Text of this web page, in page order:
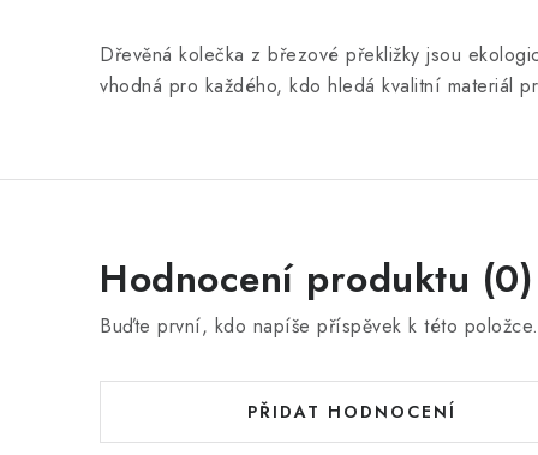
Dřevěná kolečka z březové překližky jsou
vhodná pro každého, kdo hledá kvalitní materiál
Hodnocení produktu (0)
Buďte první, kdo napíše příspěvek k této položce.
PŘIDAT HODNOCENÍ